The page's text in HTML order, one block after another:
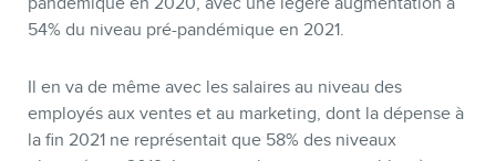
54% du niveau pré-pandémique en 2021.
Il en va de même avec les salaires au niveau des
employés aux ventes et au marketing, dont la dépense à
la fin 2021 ne représentait que 58% des niveaux